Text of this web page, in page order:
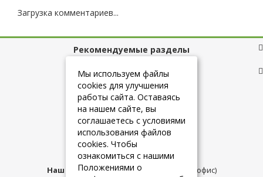
Загрузка комментариев...
Рекомендуемые разделы
Полезные ссылки
+7 (925) 084-10-60
Наш адрес:Москва,ул.Плещеева д.12 (офис)
Мы используем файлы
cookies для улучшения
работы сайта. Оставаясь
на нашем сайте, вы
соглашаетесь с условиями
использования файлов
cookies. Чтобы
ознакомиться с нашими
Положениями о